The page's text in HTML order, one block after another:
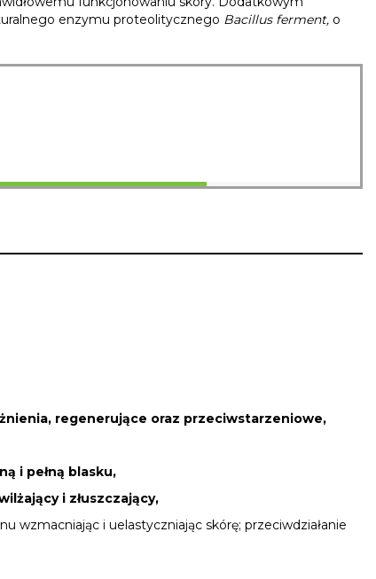
enzymu proteolitycznego Bacillus ferment, o
regenerujące oraz przeciwstarzeniowe,
i pełną blasku,
i złuszczający,
wzmacniając i uelastyczniając skórę; przeciwdziałanie